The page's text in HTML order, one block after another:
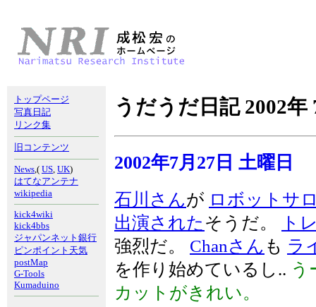
トップページ
写真日記
リンク集
旧コンテンツ
News,( US, UK)
はてなアンテナ
wikipedia
kick4wiki
kick4bbs
ジャパンネット銀行
ピンポイント天気
postMap
G-Tools
Kumaduino
うだうだ日記 2002年
2002年7月27日 土曜日
石川さんが ロボットサ
出演された そうだ。
ト
強烈だ。 Chanさん も ラ
を作り始めているし.. う
カットがきれい。